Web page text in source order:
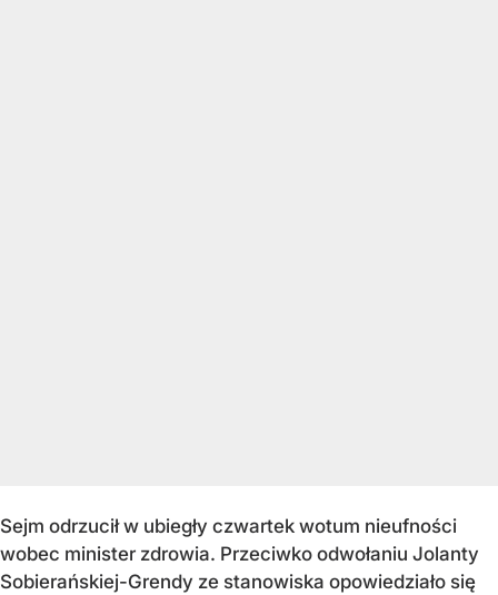
Sejm odrzucił w ubiegły czwartek wotum nieufności
wobec minister zdrowia. Przeciwko odwołaniu Jolanty
Sobierańskiej-Grendy ze stanowiska opowiedziało się